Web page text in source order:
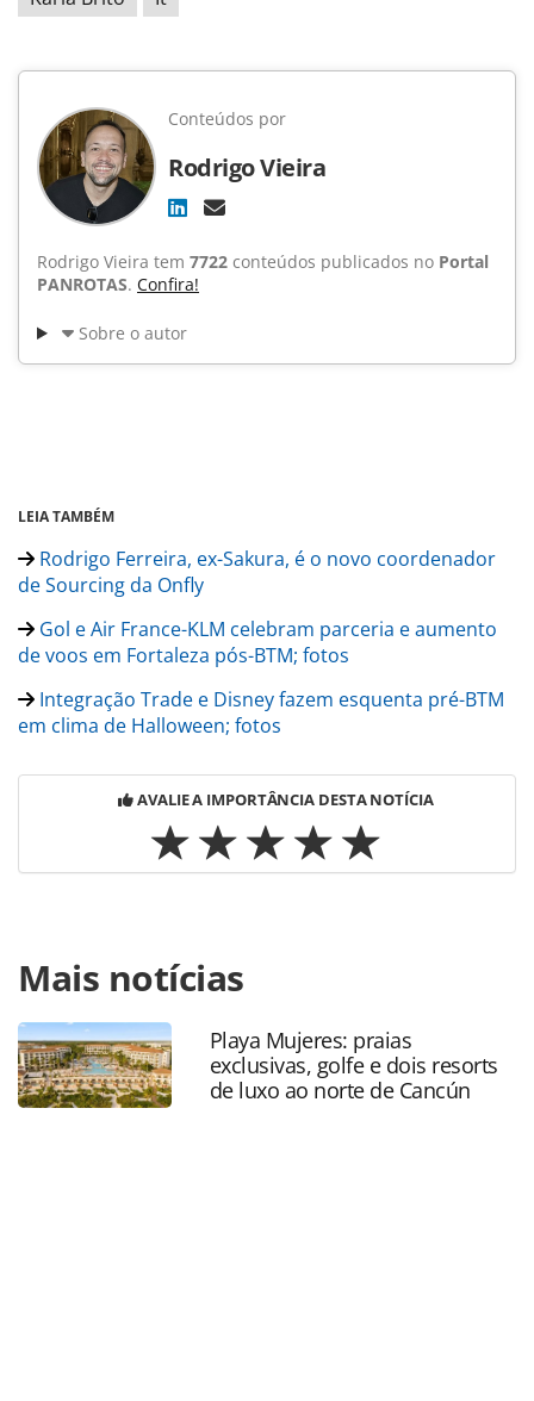
Conteúdos por
Rodrigo Vieira
Rodrigo Vieira tem 7722 conteúdos publicados no Portal
PANROTAS. Confira!
Sobre o autor
LEIA TAMBÉM
Rodrigo Ferreira, ex-Sakura, é o novo coordenador
de Sourcing da Onfly
Gol e Air France-KLM celebram parceria e aumento
de voos em Fortaleza pós-BTM; fotos
Integração Trade e Disney fazem esquenta pré-BTM
em clima de Halloween; fotos
AVALIE A IMPORTÂNCIA DESTA NOTÍCIA
https://www.panrotas.com.br/mercado/consolidadoras/
e-integracao-trade-anunciam-parceria_211168.html ou as
ferramentas oferecidas na página. Todo o conteúdo
produzido pela PANROTAS Editora é protegido pela
legislação brasileira sobre direito autoral. Não reproduza o
conteúdo sem autorização da PANROTAS Editora
Mais notícias
Playa Mujeres: praias
exclusivas, golfe e dois resorts
de luxo ao norte de Cancún